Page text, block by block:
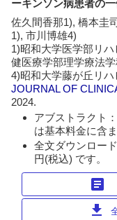
ーキンソン病患者の一
佐久間香那1), 橋本圭
1), 市川博雄4)
1)昭和大学医学部リ
健医療学部理学療法
4)昭和大学藤が丘リ
JOURNAL OF
2024.
アブストラクト
は基本料金に含ま
全文ダウンロー
円(税込) です。
article
download